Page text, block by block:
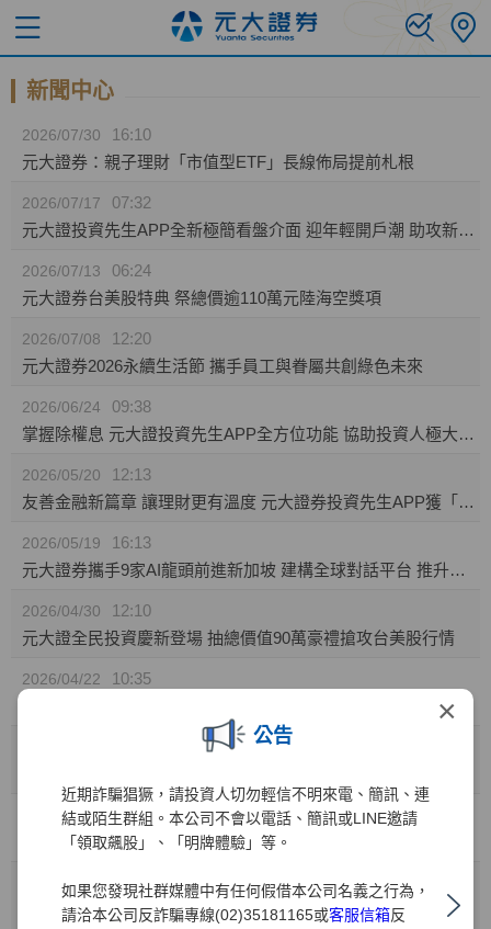
×
公告
近期詐騙猖獗，請投資人切勿輕信不明來電、簡訊、連
結或陌生群組。本公司不會以電話、簡訊或LINE邀請
「領取飆股」、「明牌體驗」等。
如果您發現社群媒體中有任何假借本公司名義之行為，
請洽本公司反詐騙專線(02)35181165或客服信箱反
新聞中心
2026/07/30
16:10
元大證券：親子理財「市值型ETF」長線佈局提前札根
2026/07/17
07:32
元大證投資先生APP全新極簡看盤介面 迎年輕開戶潮 助攻新生代投資人效率布局
2026/07/13
06:24
元大證券台美股特典 祭總價逾110萬元陸海空獎項
2026/07/08
12:20
元大證券2026永續生活節 攜手員工與眷屬共創綠色未來
2026/06/24
09:38
掌握除權息 元大證投資先生APP全方位功能 協助投資人極大化資產效益
2026/05/20
12:13
友善金融新篇章 讓理財更有溫度 元大證券投資先生APP獲「無障礙認證」
2026/05/19
16:13
元大證券攜手9家AI龍頭前進新加坡 建構全球對話平台 推升台灣AI價值鏈國際能見度
2026/04/30
12:10
元大證全民投資慶新登場 抽總價值90萬豪禮搶攻台美股行情
2026/04/22
10:35
2026/03/31
10:41
2026/03/27
10:41
金融科技與服務雙引擎 元大證券勇奪財訊六大獎、締造十一連霸